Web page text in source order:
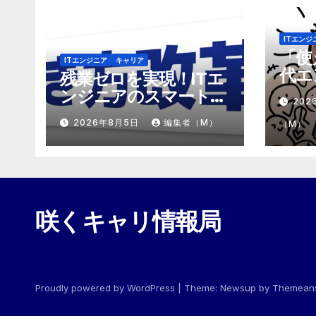
ITエンジニア キャリア
残業ゼロを実現！ITエ
ンジニアのスマートな
働き方改革
2026年8月5日 編集者（M）
ITエンジ
「
代
「
め
（M）
咲くキャリ情報局
Proudly powered by WordPress Theme: Newsup by